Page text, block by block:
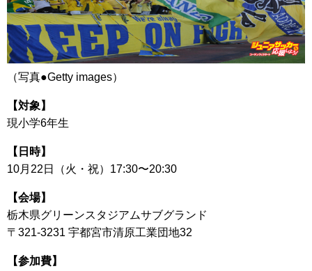
（写真●Getty images）
【対象】
現小学6年生
【日時】
10月22日（火・祝）17:30〜20:30
【会場】
栃木県グリーンスタジアムサブグランド
〒321-3231 宇都宮市清原工業団地32
【参加費】